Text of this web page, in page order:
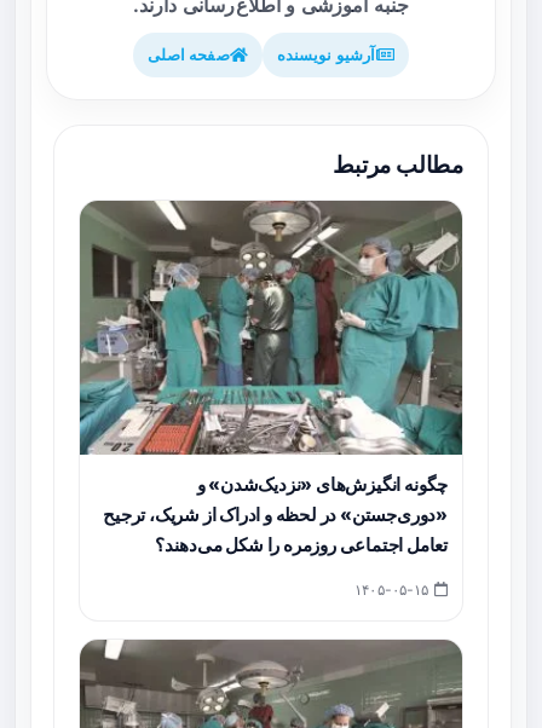
آرشیو نویسنده صفحه اصلی
مطالب مرتبط
چگونه انگیزش‌های «نزدیک‌شدن» و
«دوری‌جستن» در لحظه و ادراک از شریک، ترجیح
تعامل اجتماعی روزمره را شکل می‌دهند؟